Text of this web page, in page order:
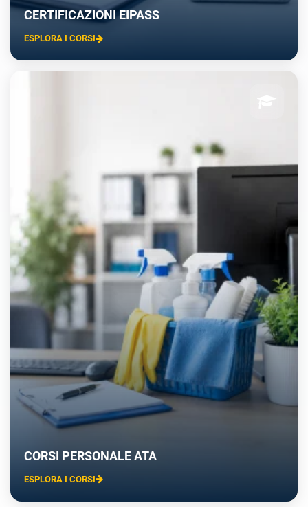
CERTIFICAZIONI EIPASS
ESPLORA I CORSI
CORSI PERSONALE ATA
ESPLORA I CORSI